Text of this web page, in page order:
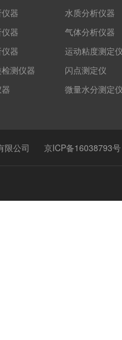
器
器
器
测仪器
水质分析仪器
气体分析仪器
运动粘度测定
闪点测定仪
微量水分测定
限公司 京ICP备16038793号